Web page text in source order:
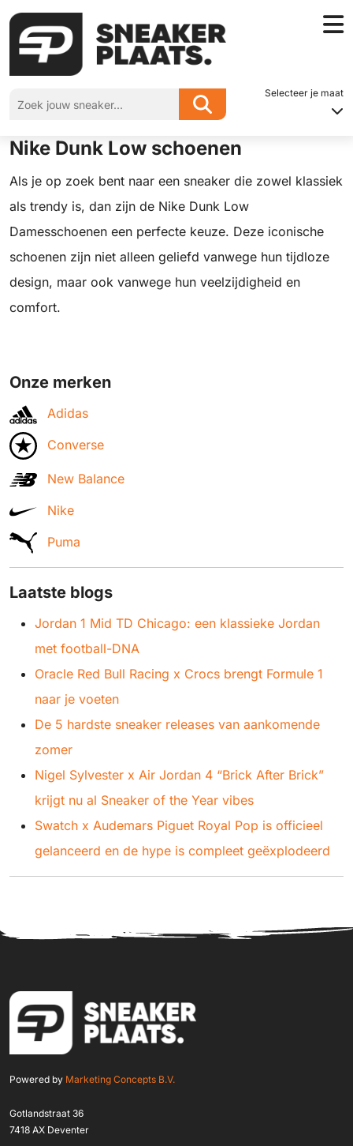
Selecteer je maat
Home»Bestseller afgelopen periode: de Nike Dunk Low schoenen
Bestseller afgelopen periode: de
Nike Dunk Low schoenen
Als je op zoek bent naar een sneaker die zowel klassiek
als trendy is, dan zijn de Nike Dunk Low
Damesschoenen een perfecte keuze. Deze iconische
schoenen zijn niet alleen geliefd vanwege hun tijdloze
design, maar ook vanwege hun veelzijdigheid en
comfort.
Onze merken
Adidas
Converse
New Balance
Nike
Puma
Laatste blogs
Jordan 1 Mid TD Chicago: een klassieke Jordan
met football-DNA
Oracle Red Bull Racing x Crocs brengt Formule 1
naar je voeten
De 5 hardste sneaker releases van aankomende
zomer
Nigel Sylvester x Air Jordan 4 “Brick After Brick”
krijgt nu al Sneaker of the Year vibes
Swatch x Audemars Piguet Royal Pop is officieel
gelanceerd en de hype is compleet geëxplodeerd
Powered by Marketing Concepts B.V.
Gotlandstraat 36
7418 AX Deventer